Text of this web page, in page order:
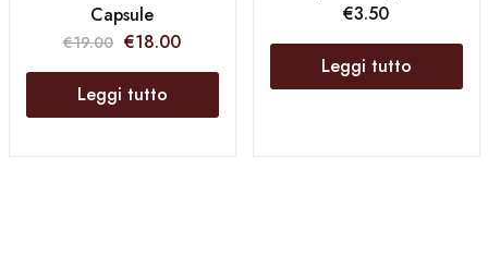
Capsule
€19.00 €18.00
Leggi tutto
€3.50
Leggi tutto